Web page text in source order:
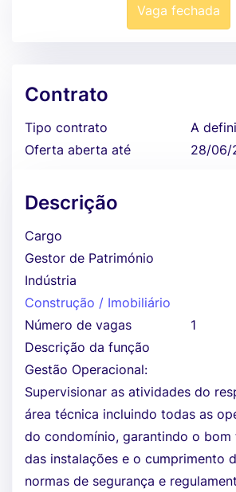
Vaga fechada
Contrato
Tipo contrato
A
Oferta aberta até
28/06/
Descrição
Cargo
Gestor de Património
Indústria
Construção / Imobiliário
Número de vagas
1
Descrição da função
Gestão Operacional:
Supervisionar as atividades do
área técnica incluindo todas as
do condomínio, garantindo o bom
das instalações e o cumprimento
normas de segurança e